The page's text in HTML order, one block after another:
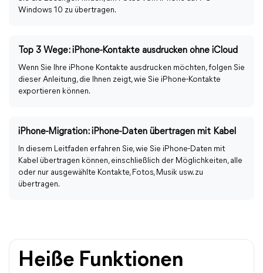
Windows 10 zu übertragen.
Top 3 Wege: iPhone-Kontakte ausdrucken ohne iCloud
Wenn Sie Ihre iPhone Kontakte ausdrucken möchten, folgen Sie
dieser Anleitung, die Ihnen zeigt, wie Sie iPhone-Kontakte
exportieren können.
iPhone-Migration: iPhone-Daten übertragen mit Kabel
In diesem Leitfaden erfahren Sie, wie Sie iPhone-Daten mit
Kabel übertragen können, einschließlich der Möglichkeiten, alle
oder nur ausgewählte Kontakte, Fotos, Musik usw. zu
übertragen.
Heiße Funktionen